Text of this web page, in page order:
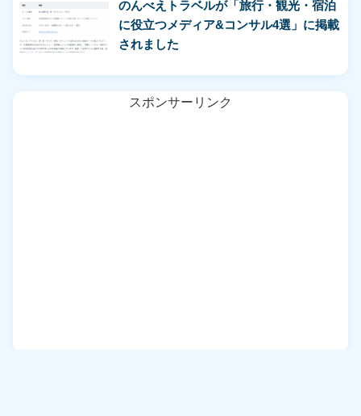
のんべえトラベルが「旅行・観光・宿泊
に役立つメディア&コンサル4選」に掲載
されました
スポンサーリンク